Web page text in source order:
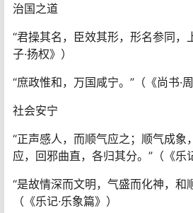
治国之道
“君操其名，臣效其形，形名参同，
子·扬权》）
“庶政惟和，万国咸宁。”（《尚书·周
社会安宁
“正声感人，而顺气应之；顺气成象
应，回邪曲直，各归其分。”（《乐
“是故情深而文明，气盛而化神，和
（《乐记·乐象篇》）